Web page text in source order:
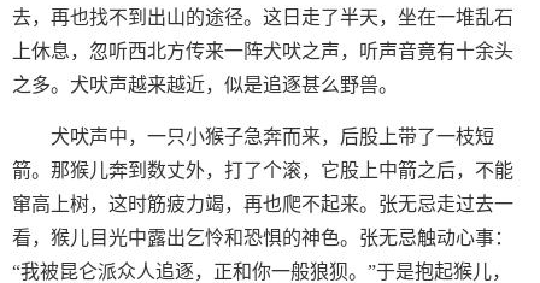
去，再也找不到出山的途径。这日走了半天，坐在一堆乱石
上休息，忽听西北方传来一阵犬吠之声，听声音竟有十余头
之多。犬吠声越来越近，似是追逐甚么野兽。
犬吠声中，一只小猴子急奔而来，后股上带了一枝短
箭。那猴儿奔到数丈外，打了个滚，它股上中箭之后，不能
窜高上树，这时筋疲力竭，再也爬不起来。张无忌走过去一
看，猴儿目光中露出乞怜和恐惧的神色。张无忌触动心事：
“我被昆仑派众人追逐，正和你一般狼狈。”于是抱起猴儿，